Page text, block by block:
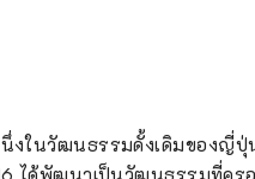
งในวัฒนธรรมดั้งเดิมของญี่ปุ่
ได้พัฒนาเป็นวัฒนธรรมที่คร